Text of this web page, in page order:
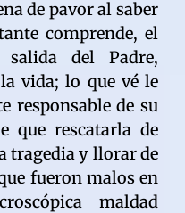
de pavor al saber
comprende, el
salida del Padre,
vida; lo que vé le
responsable de su
que rescatarla de
tragedia y llorar de
fueron malos en
maldad